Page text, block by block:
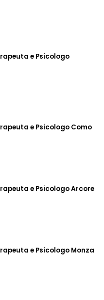
e Psicologo
e Psicologo Como
e Psicologo Arcore
e Psicologo Monza